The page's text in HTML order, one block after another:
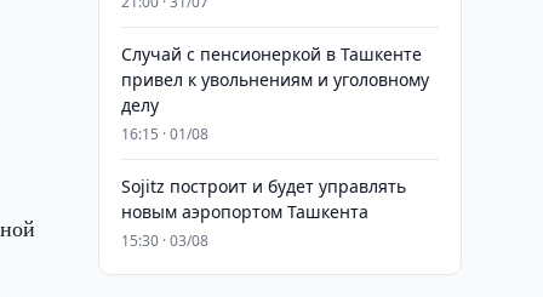
Случай с пенсионеркой в Ташкенте
привел к увольнениям и уголовному
делу
16:15 · 01/08
Sojitz построит и будет управлять
новым аэропортом Ташкента
15:30 · 03/08